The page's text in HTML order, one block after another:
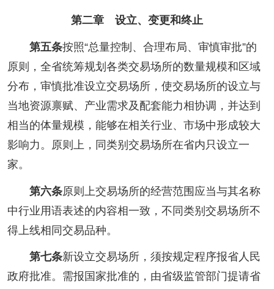
第二章 设立、变更和终止
第五条按照“总量控制、合理布局、审慎审批”的
原则，全省统筹规划各类交易场所的数量规模和区域
分布，审慎批准设立交易场所，使交易场所的设立与
当地资源禀赋、产业需求及配套能力相协调，并达到
相当的体量规模，能够在相关行业、市场中形成较大
影响力。原则上，同类别交易场所在省内只设立一
家。
第六条原则上交易场所的经营范围应当与其名称
中行业用语表述的内容相一致，不同类别交易场所不
得上线相同交易品种。
第七条新设立交易场所，须按规定程序报省人民
政府批准。需报国家批准的，由省级监管部门提请省